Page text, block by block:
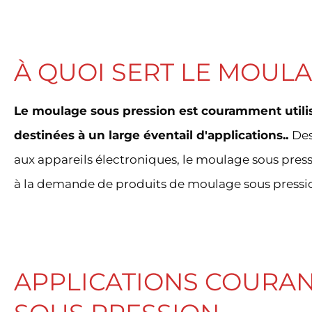
À QUOI SERT LE
Le moulage sous pression est couramment
destinées à un large éventail d'applications..
aux appareils électroniques, le moulage sous
à la demande de produits de moulage sous
APPLICATIONS